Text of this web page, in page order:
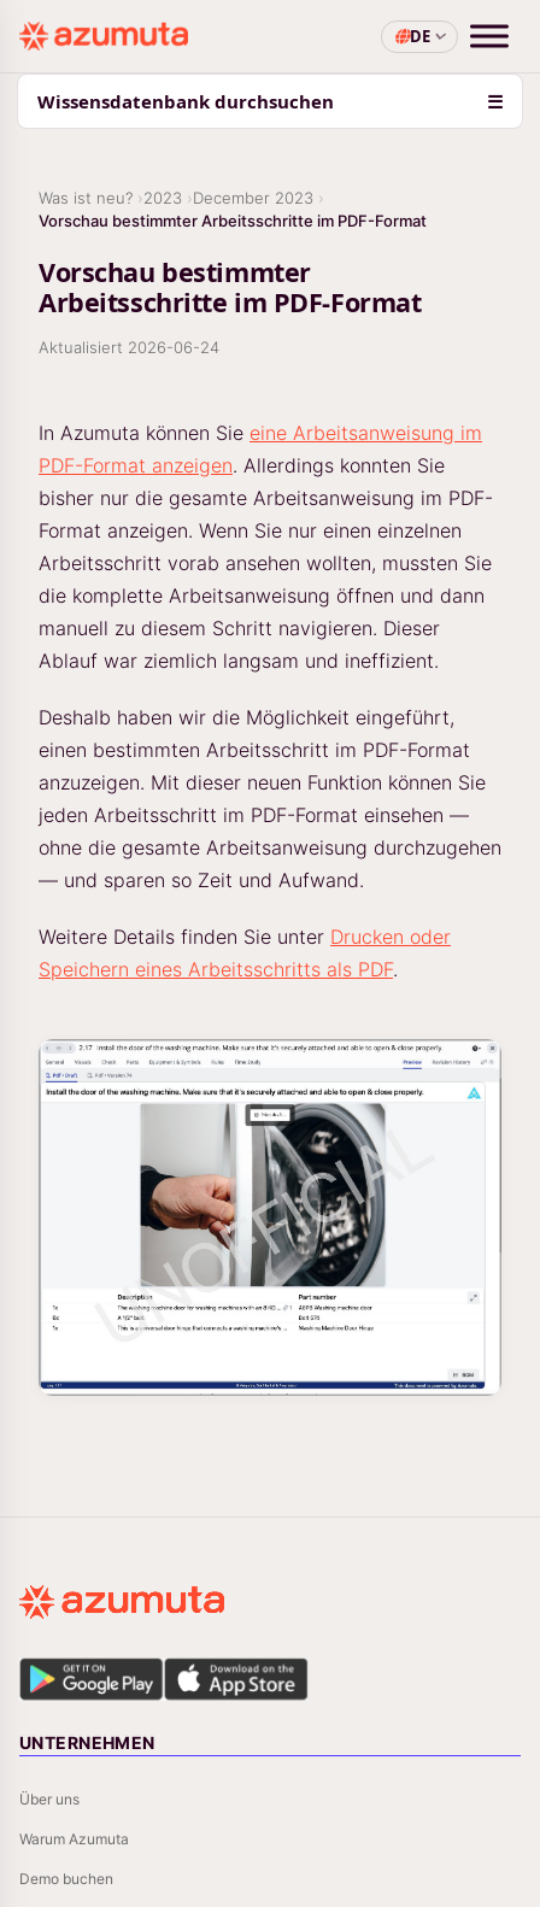
DE
Wissensdatenbank durchsuchen ☰
Was ist neu? 2023
December 2023
Vorschau bestimmter Arbeitsschritte im PDF-Format
Vorschau bestimmter
Arbeitsschritte im PDF-Format
Aktualisiert 2026-06-24
In Azumuta können Sie eine Arbeitsanweisung im
PDF-Format anzeigen. Allerdings konnten Sie
bisher nur die gesamte Arbeitsanweisung im PDF-
Format anzeigen. Wenn Sie nur einen einzelnen
Arbeitsschritt vorab ansehen wollten, mussten Sie
die komplette Arbeitsanweisung öffnen und dann
manuell zu diesem Schritt navigieren. Dieser
Ablauf war ziemlich langsam und ineffizient.
Deshalb haben wir die Möglichkeit eingeführt,
einen bestimmten Arbeitsschritt im PDF-Format
anzuzeigen. Mit dieser neuen Funktion können Sie
jeden Arbeitsschritt im PDF-Format einsehen —
ohne die gesamte Arbeitsanweisung durchzugehen
— und sparen so Zeit und Aufwand.
Weitere Details finden Sie unter Drucken oder
Speichern eines Arbeitsschritts als PDF.
UNTERNEHMEN
Über uns
Warum Azumuta
Demo buchen